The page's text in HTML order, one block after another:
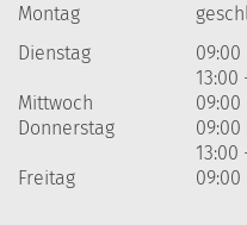
Montag
Dienstag
09:00
13:00
Mittwoch
09:00
Donnerstag
09:00
13:00
Freitag
09:00